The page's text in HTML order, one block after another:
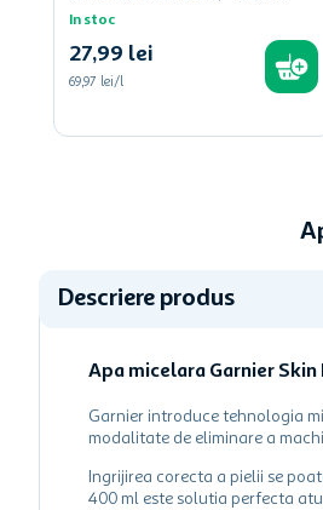
In stoc
27,99 lei
69,97 lei/l
Descriere produs
Apa micelara Garnier
Garnier introduce tehnologia
modalitate de eliminare a
Ingrijirea corecta a pielii se
400 ml este solutia perfecta